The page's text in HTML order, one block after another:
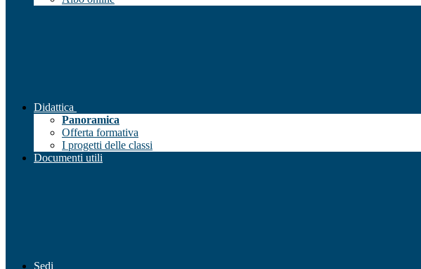
Didattica
Panoramica
Offerta formativa
I progetti delle classi
Documenti utili
Sedi